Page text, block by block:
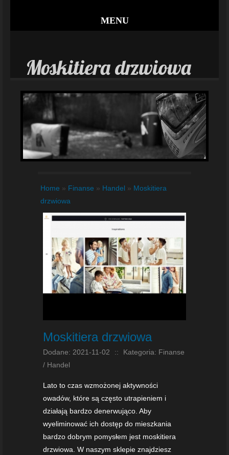
MENU
Moskitiera drzwiowa
Home » Finanse » Handel » Moskitiera
drzwiowa
Moskitiera drzwiowa
Dodane: 2021-11-02 ::
Kategoria: Finanse
/ Handel
Lato to czas wzmożonej aktywności
owadów, które są często utrapieniem i
działają bardzo denerwująco. Aby
wyeliminować ich dostęp do mieszkania
bardzo dobrym pomysłem jest moskitiera
drzwiowa. W naszym sklepie znajdziesz